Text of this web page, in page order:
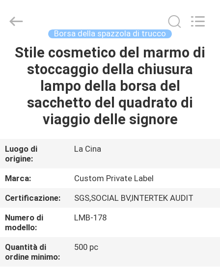
CASA
PRODOTTI
GIRO
DELLA
FABBRICA
CONTROLLO
DI
QUALITÀ
Chanmy
Cosmetics
Reserved.
Borsa della spazzola di trucco
Stile cosmetico del marmo di
stoccaggio della chiusura
lampo della borsa del
sacchetto del quadrato di
viaggio delle signore
Luogo di
origine:
La Cina
Marca:
Custom Private Label
Certificazione:
SGS,SOCIAL BV,INTERTEK AUDIT
Numero di
modello:
LMB-178
Quantità di
ordine minimo:
500 pc